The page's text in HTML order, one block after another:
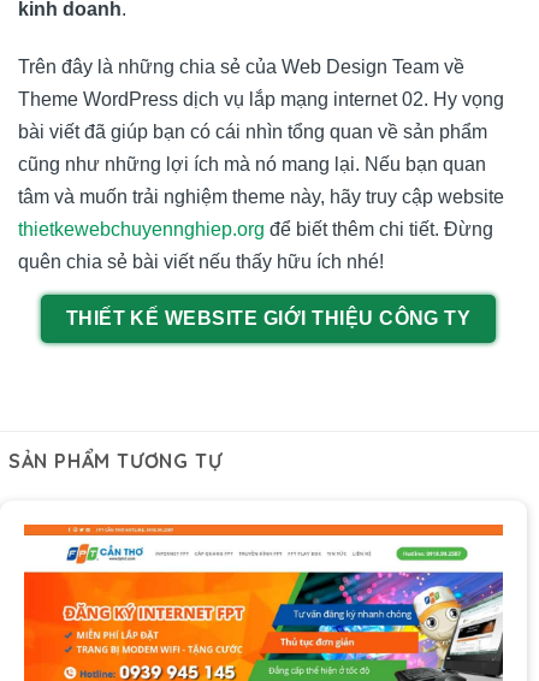
kinh doanh.
Trên đây là những chia sẻ của Web Design Team về
Theme WordPress dịch vụ lắp mạng internet 02. Hy vọng
bài viết đã giúp bạn có cái nhìn tổng quan về sản phẩm
cũng như những lợi ích mà nó mang lại. Nếu bạn quan
tâm và muốn trải nghiệm theme này, hãy truy cập website
thietkewebchuyennghiep.org để biết thêm chi tiết. Đừng
quên chia sẻ bài viết nếu thấy hữu ích nhé!
THIẾT KẾ WEBSITE GIỚI THIỆU CÔNG TY
SẢN PHẨM TƯƠNG TỰ